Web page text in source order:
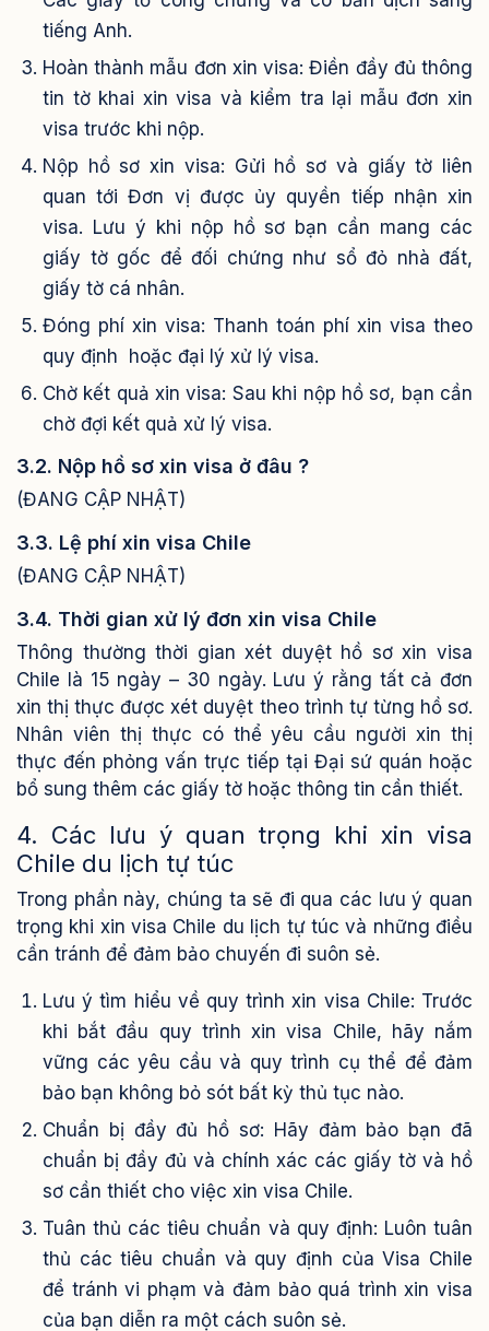
tiếng Anh.
Hoàn thành mẫu đơn xin visa: Điền đầy đủ thông
tin tờ khai xin visa và kiểm tra lại mẫu đơn xin
visa trước khi nộp.
Nộp hồ sơ xin visa: Gửi hồ sơ và giấy tờ liên
quan tới Đơn vị được ủy quyền tiếp nhận xin
visa. Lưu ý khi nộp hồ sơ bạn cần mang các
giấy tờ gốc để đối chứng như sổ đỏ nhà đất,
giấy tờ cá nhân.
Đóng phí xin visa: Thanh toán phí xin visa theo
quy định hoặc đại lý xử lý visa.
Chờ kết quả xin visa: Sau khi nộp hồ sơ, bạn cần
chờ đợi kết quả xử lý visa.
3.2. Nộp hồ sơ xin visa ở đâu ?
(ĐANG CẬP NHẬT)
3.3. Lệ phí xin visa Chile
(ĐANG CẬP NHẬT)
3.4. Thời gian xử lý đơn xin visa Chile
Thông thường thời gian xét duyệt hồ sơ xin visa
Chile là 15 ngày – 30 ngày. Lưu ý rằng tất cả đơn
xin thị thực được xét duyệt theo trình tự từng hồ sơ.
Nhân viên thị thực có thể yêu cầu người xin thị
thực đến phỏng vấn trực tiếp tại Đại sứ quán hoặc
bổ sung thêm các giấy tờ hoặc thông tin cần thiết.
4. Các lưu ý quan trọng khi xin visa
Chile du lịch tự túc
Trong phần này, chúng ta sẽ đi qua các lưu ý quan
trọng khi xin visa Chile du lịch tự túc và những điều
cần tránh để đảm bảo chuyến đi suôn sẻ.
Lưu ý tìm hiểu về quy trình xin visa Chile: Trước
khi bắt đầu quy trình xin visa Chile, hãy nắm
vững các yêu cầu và quy trình cụ thể để đảm
bảo bạn không bỏ sót bất kỳ thủ tục nào.
Chuẩn bị đầy đủ hồ sơ: Hãy đảm bảo bạn đã
chuẩn bị đầy đủ và chính xác các giấy tờ và hồ
sơ cần thiết cho việc xin visa Chile.
Tuân thủ các tiêu chuẩn và quy định: Luôn tuân
thủ các tiêu chuẩn và quy định của Visa Chile
để tránh vi phạm và đảm bảo quá trình xin visa
của bạn diễn ra một cách suôn sẻ.